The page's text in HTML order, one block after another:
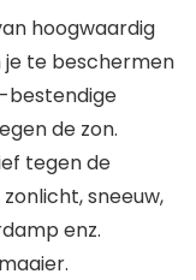
hoogwaardig
je te beschermen
bestendige
de zon.
tegen de
sneeuw,
enz.